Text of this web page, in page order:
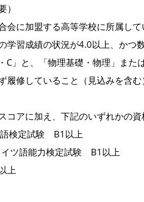
）
会に加盟する高等学校に所属して
学習成績の状況が4.0以上、かつ
C」と、「物理基礎・物理」また
履修していること（見込みを含む
コアに加え、下記のいずれかの資
検定試験 B1以上
ツ語能力検定試験 B1以上
上